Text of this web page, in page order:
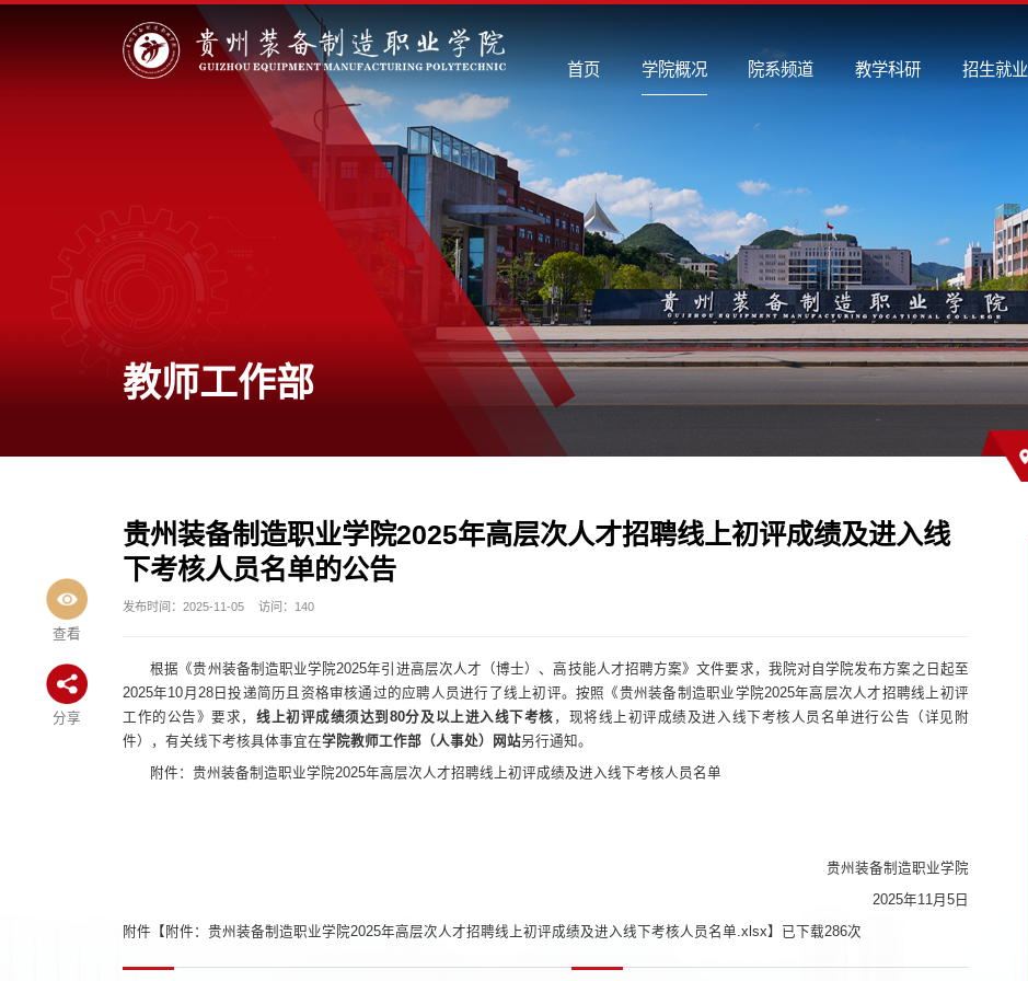
首页 学院概况 院系频道 教学科研 招生就业
教师工作部
查看
分享
贵州装备制造职业学院2025年高层次人才招聘线上初评成绩及进入线
下考核人员名单的公告
发布时间：2025-11-05 访问： 140
根据《贵州装备制造职业学院2025年引进高层次人才（博士）、高技能人才招聘方案》文件要求，我院对自学院发布方案之日起至
2025年10月28日投递简历且资格审核通过的应聘人员进行了线上初评。按照《贵州装备制造职业学院2025年高层次人才招聘线上初评
工作的公告》要求， 线上初评成绩须达到80分及以上进入线下考核 ，现将线上初评成绩及进入线下考核人员名单进行公告（详见附
件），有关线下考核具体事宜在学院教师工作部（人事处） 网站另行通知。
附件：贵州装备制造职业学院2025年高层次人才招聘线上初评成绩及进入线下考核人员名单
贵州装备制造职业学院
2025年11月5日
附件【 附件：贵州装备制造职业学院2025年高层次人才招聘线上初评成绩及进入线下考核人员名单.xlsx】已下载286次